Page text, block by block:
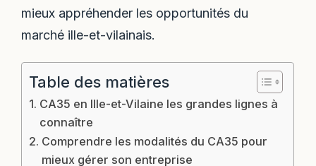
mieux appréhender les opportunités du
marché ille-et-vilainais.
Table des matières
CA35 en Ille-et-Vilaine les grandes lignes à
connaître
Comprendre les modalités du CA35 pour
mieux gérer son entreprise